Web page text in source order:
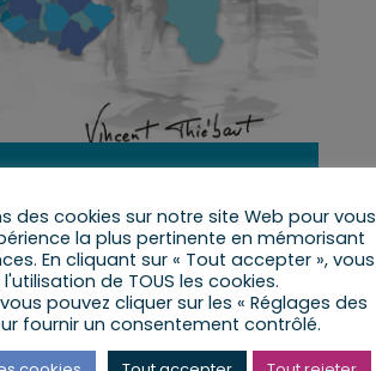
de Bilwisheim
des cookies sur notre site Web pour vous
la plus pertinente en mémorisant
En cliquant sur « Tout accepter », vous
de TOUS les cookies.
pouvez cliquer sur les « Réglages des
fournir un consentement contrôlé.